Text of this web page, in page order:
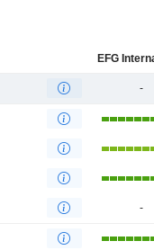
-
-